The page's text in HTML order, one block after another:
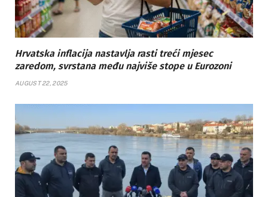
Hrvatska inflacija nastavlja rasti treći mjesec
zaredom, svrstana među najviše stope u Eurozoni
AUGUST 22, 2025